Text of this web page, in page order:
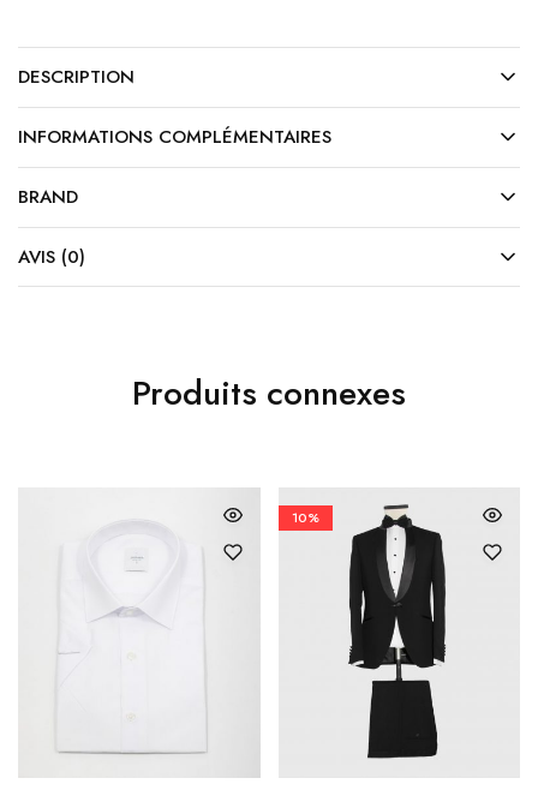
DESCRIPTION
INFORMATIONS COMPLÉMENTAIRES
BRAND
AVIS (0)
Produits connexes
10%